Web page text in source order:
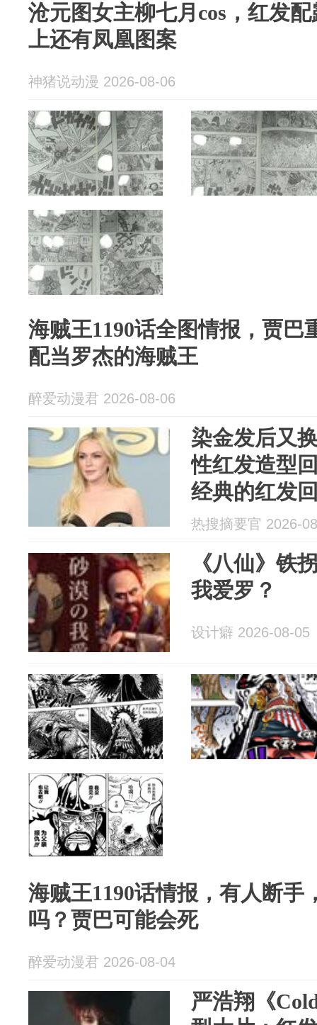
沧元图女主柳七月cos，红发
上还有凤凰图案
神猪说动漫 2026-08-06
海贼王1190话全图情报，贾巴
配当罗杰的海贼王
醉爱动漫君 2026-08-06
染金发后又
性红发造型
经典的红发
热搜摘要官 2026-
《八仙》铁
我爱罗？
设计癖 2026-08-05
海贼王1190话情报，有人断手
吗？贾巴可能会死
醉爱动漫君 2026-08-04
严浩翔《